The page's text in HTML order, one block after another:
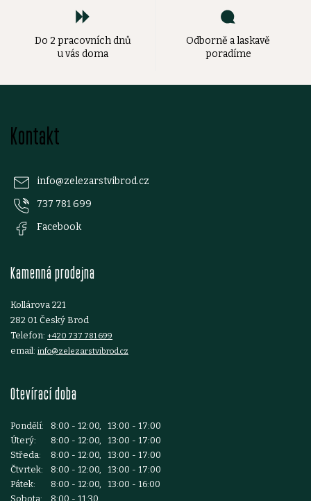
Do 2 pracovních dnů
u vás doma
Odborně a laskavě
poradíme
Kontakt
info@zelezarstvibrod.cz
737 781 699
Facebook
Kamenná prodejna
Kollárova 221
282 01 Český Brod
Telefon: +420 737 781 699
email: info@zelezarstvibrod.cz
Otevírací doba
Pondělí:
8:00 - 12:00, 13:00 - 17:00
Úterý:
8:00 - 12:00, 13:00 - 17:00
Středa:
8:00 - 12:00, 13:00 - 17:00
Čtvrtek:
8:00 - 12:00, 13:00 - 17:00
Pátek:
8:00 - 12:00, 13:00 - 16:00
Sobota:
8:00 - 11:30